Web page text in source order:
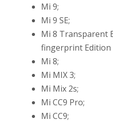
Mi 9;
Mi 9 SE;
Mi 8 Transparent
fingerprint Edition
Mi 8;
Mi MIX 3;
Mi Mix 2s;
Mi CC9 Pro;
Mi CC9;